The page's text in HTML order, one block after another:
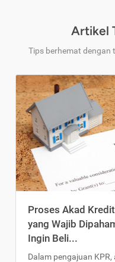
Artikel
Tips berhemat dengan
Proses Akad
yang Wajib
Ingin Beli...
Dalam pengajuan KPR,